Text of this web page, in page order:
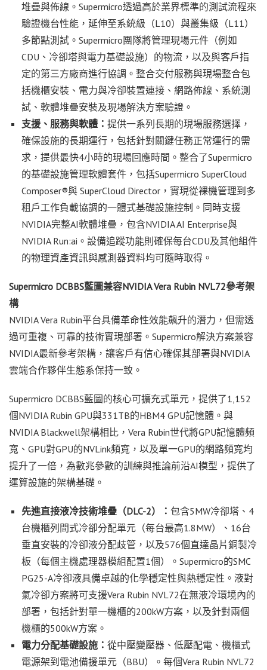
堆疊與佈線。Supermicro透過高於業界標準的測試流程來
驗證機台性能，延伸至系統級（L10）與叢集級（L11）
多節點測試。Supermicro團隊將管理現場元件（例如
CDU、冷卻塔與電力基礎設施）的物流，以及與客戶指
定的第三方廠商進行協調。整合交付服務與現場整合包
括機櫃安裝、電力與冷卻裝置連接、網路佈線、系統測
試、軟體堆疊安裝及現場解決方案驗證。
支援、服務與軟體： 提供一系列長期的現場服務選擇，
確保設施的長期運行，包括針對關鍵任務正常運行的需
求，提供最快4小時的現場回應時間。整合了Supermicro
的基礎設施管理軟體套件，包括Supermicro SuperCloud
Composer®與 SuperCloud Director，實現從裸機管理到多
租戶工作負載協調的一體式基礎設施控制。同時支援
NVIDIA完整AI軟體堆疊，包含NVIDIA AI Enterprise與
NVIDIA Run:ai。設備追蹤功能則確保每台CDU及其他組件
的物理資產資訊與感測器資料均可隨時取得。
Supermicro DCBBS藍圖兼容NVIDIA Vera Rubin NVL72參考架
構
NVIDIA Vera Rubin平台具備革命性效能飆升的潛力，但需透
過可重複、可靠的技術實現部署。Supermicro解決方案兼容
NVIDIA最新參考架構，讓客戶有信心確保其部署與NVIDIA
雲端合作夥伴生態系保持一致。
Supermicro DCBBS藍圖的核心可擴充式單元，提供了1,152
個NVIDIA Rubin GPU與331TB的HBM4 GPU記憶體。與
NVIDIA Blackwell架構相比，Vera Rubin世代將GPU記憶體頻
寬、GPU對GPU的NVLink頻寬，以及單一GPU的網路頻寬均
提升了一倍，為數兆參數的訓練與推論前沿AI模型，提供了
運算設施的架構基礎。
先進直接液冷技術堆疊（DLC-2）： 包含5MW冷卻塔、4
台機櫃列間式冷卻分配單元（每台最高1.8MW）、16台
垂直安裝的冷卻液分配歧管，以及576個直達晶片銅製冷
板（每個主機處理器模組配置1個）。Supermicro的SMC
PG25-A冷卻液具備卓越的化學穩定性與熱穩定性。液對
氣冷卻方案將可支援Vera Rubin NVL72在無液冷環境內的
部署，包括針對單一機櫃的200kW方案，以及針對兩個
機櫃的500kW方案。
電力分配基礎設施： 從中壓變壓器、低壓配電、機櫃式
電源架到電池備援單元（BBU）。每個Vera Rubin NVL72